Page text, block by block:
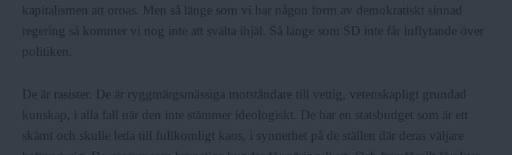
kapitalismen att oroas. Men så länge som vi har någon form av demokratiskt sinnad
regering så kommer vi nog inte att svälta ihjäl. Så länge som SD inte får inflytande över
politiken.
De är rasister. De är ryggmärgsmässiga motståndare till vettig, vetenskapligt grundad
kunskap, i alla fall när den inte stämmer ideologiskt. De har en statsbudget som är ett
skämt och skulle leda till fullkomligt kaos, i synnerhet på de ställen där deras väljare